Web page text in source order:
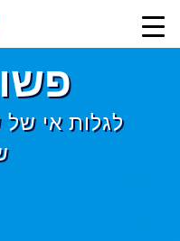
לגלות אי